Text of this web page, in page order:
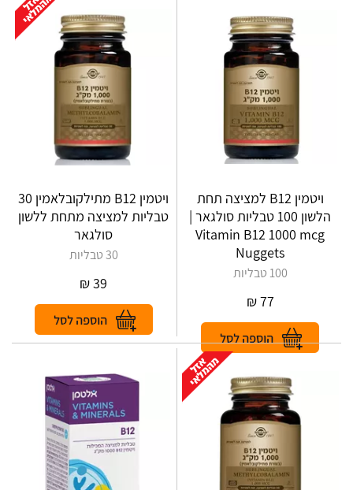
ויטמין B12 למציצה תחת
הלשון 100 טבליות סולגאר |
Vitamin B12 1000 mcg
Nuggets
100 טבליות
77
₪
ויטמין B12 מתילקובלאמין 30
טבליות למציצה מתחת ללשון
סולגאר
30 טבליות
39
₪